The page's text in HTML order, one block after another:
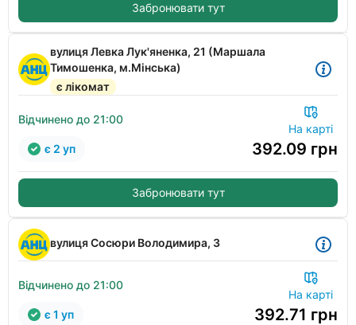
Забронювати тут
вулиця Левка Лук'яненка, 21 (Маршала
Тимошенка, м.Мінська)
є лікомат
Відчинено до 21:00
На карті
392.09 грн
є 2 уп
Забронювати тут
вулиця Сосюри Володимира, 3
Відчинено до 21:00
На карті
392.71 грн
є 1 уп